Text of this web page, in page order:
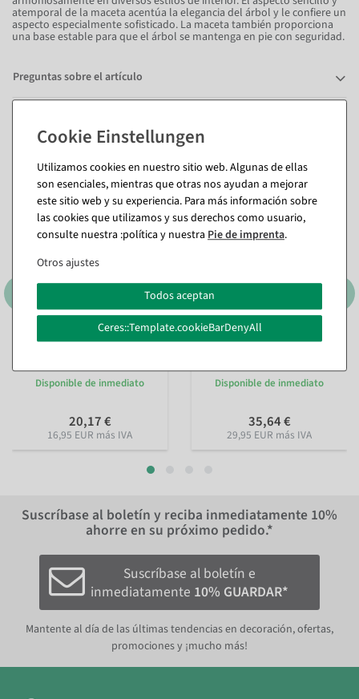
atemporal de la maceta acentúa la elegancia del árbol y le confiere un
aspecto especialmente sofisticado. La maceta también proporciona
una base estable para que el árbol se mantenga en pie con seguridad.
Preguntas sobre el artículo
También te puede gustar (8)
Disponible de inmediato
20,17 €
16,95 EUR más IVA
Disponible de inmediato
35,64 €
29,95 EUR más IVA
Suscríbase al boletín y reciba inmediatamente 10%
ahorre en su próximo pedido.*
Suscríbase al boletín e
inmediatamente 10% GUARDAR*
Mantente al día de las últimas tendencias en decoración, ofertas,
promociones y ¡mucho más!
Utilizamos cookies en nuestro sitio web. Algunas de ellas
son esenciales, mientras que otras nos ayudan a mejorar
este sitio web y su experiencia. Para más información sobre
las cookies que utilizamos y sus derechos como usuario,
consulte nuestra :política y nuestra Pie de imprenta.
Otros ajustes
Todos aceptan
Ceres::Template.cookieBarDenyAll